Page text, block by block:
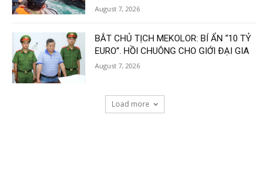
August 7, 2026
BẮT CHỦ TỊCH MEKOLOR: BÍ ẨN “10 TỶ
EURO”. HỒI CHUÔNG CHO GIỚI ĐẠI GIA
August 7, 2026
Load more